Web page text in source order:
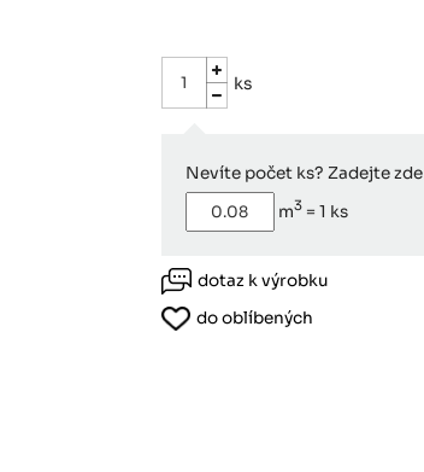
ks
Nevíte počet ks? Zadejte zde
m3= 1 ks
dotaz k výrobku
do oblíbených